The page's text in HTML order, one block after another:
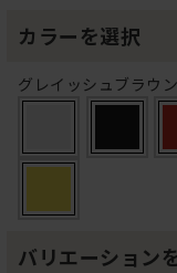
カラーを選択
グレイッシュブラウン
バリエーション